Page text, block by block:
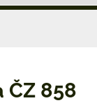
ČZ 858